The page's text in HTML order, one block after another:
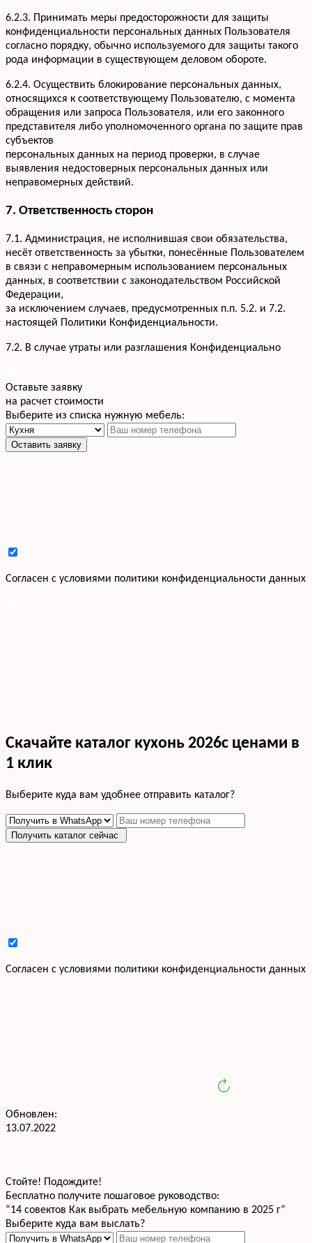
6.2.3. Принимать меры предосторожности для защиты
конфиденциальности персональных данных Пользователя
согласно порядку, обычно используемого для защиты такого
рода информации в существующем деловом обороте.
6.2.4. Осуществить блокирование персональных данных,
относящихся к соответствующему Пользователю, с момента
обращения или запроса Пользователя, или его законного
представителя либо уполномоченного органа по защите прав
субъектов
персональных данных на период проверки, в случае
выявления недостоверных персональных данных или
неправомерных действий.
7. Ответственность сторон
7.1. Администрация, не исполнившая свои обязательства,
несёт ответственность за убытки, понесённые Пользователем
в связи с неправомерным использованием персональных
данных, в соответствии с законодательством Российской
Федерации,
за исключением случаев, предусмотренных п.п. 5.2. и 7.2.
настоящей Политики Конфиденциальности.
7.2. В случае утраты или разглашения Конфиденциально
Оставьте заявку
на расчет стоимости
Выберите из списка нужную мебель:
Оставить заявку
Cогласен с условиями политики конфиденциальности данных
Скачайте каталог кухонь 2026с ценами в
1 клик
Выберите куда вам удобнее отправить каталог?
Получить каталог сейчас
Cогласен с условиями политики конфиденциальности данных
Обновлен:
13.07.2022
Стойте! Подождите!
Бесплатно получите пошаговое руководство:
“14 совектов Как выбрать мебельную компанию в 2025 г”
Выберите куда вам выслать?